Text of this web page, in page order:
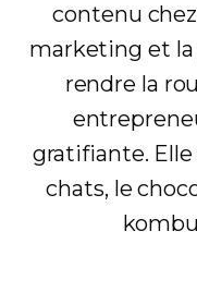
contenu
marketing et
rendre la
gratifiante. Elle
chats, le